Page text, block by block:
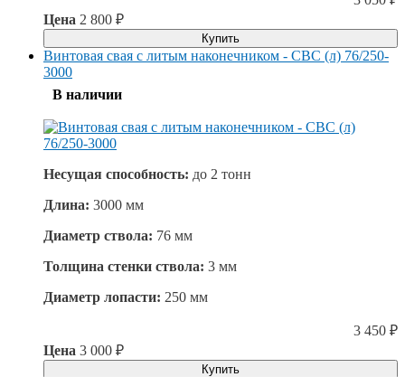
Цена 2 800 ₽
Купить
Винтовая свая с литым наконечником - СВС (л) 76/250-
3000
В наличии
Несущая способность: до 2 тонн
Длина: 3000 мм
Диаметр ствола: 76 мм
Толщина стенки ствола: 3 мм
Диаметр лопасти: 250 мм
3 450 ₽
Цена 3 000 ₽
Купить